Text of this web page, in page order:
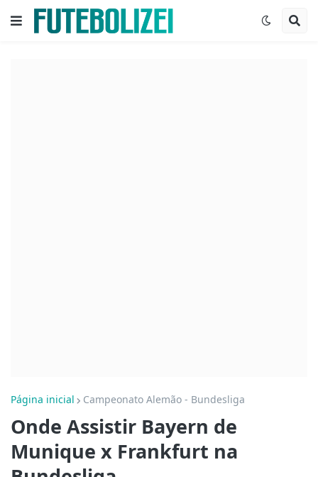
Página inicial Campeonato Alemão - Bundesliga
Onde Assistir Bayern de
Munique x Frankfurt na